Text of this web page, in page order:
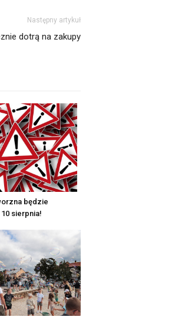
Następny artykuł
dotrą na zakupy
będzie
sierpnia!